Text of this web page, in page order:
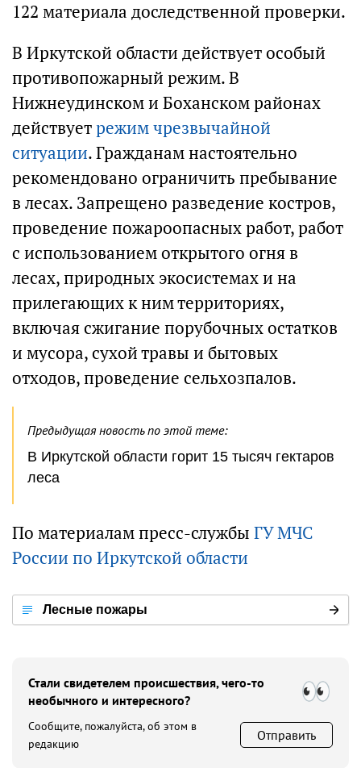
122 материала доследственной проверки.
В Иркутской области действует особый
противопожарный режим. В
Нижнеудинском и Боханском районах
действуетрежим чрезвычайной
ситуации. Гражданам настоятельно
рекомендовано ограничить пребывание
в лесах. Запрещено разведение костров,
проведение пожароопасных работ, работ
с использованием открытого огня в
лесах, природных экосистемах и на
прилегающих к ним территориях,
включая сжигание порубочных остатков
и мусора, сухой травы и бытовых
отходов, проведение сельхозпалов.
Предыдущая новость по этой теме:
В Иркутской области горит 15 тысяч гектаров
леса
По материалам пресс-службы ГУ МЧС
России по Иркутской области
Лесные пожары
Стали свидетелем происшествия, чего-то
необычного и интересного?
Сообщите, пожалуйста, об этом в
редакцию
Отправить